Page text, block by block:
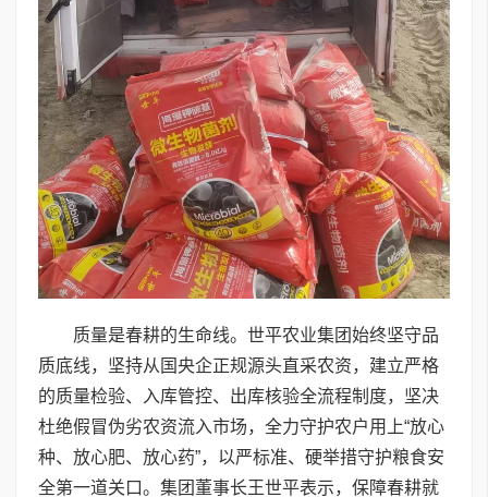
质量是春耕的生命线。世平农业集团始终坚守品
质底线，坚持从国央企正规源头直采农资，建立严格
的质量检验、入库管控、出库核验全流程制度，坚决
杜绝假冒伪劣农资流入市场，全力守护农户用上“放心
种、放心肥、放心药”，以严标准、硬举措守护粮食安
全第一道关口。集团董事长王世平表示，保障春耕就